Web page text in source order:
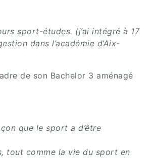
sport-études. (j’ai intégré à 17
dans l’académie d’Aix-
de son Bachelor 3 aménagé
que le sport a d’être
tout comme la vie du sport en